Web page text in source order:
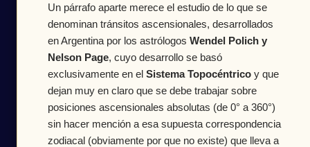
Un párrafo aparte merece el estudio de lo que se
denominan tránsitos ascensionales, desarrollados
en Argentina por los astrólogos Wendel Polich y
Nelson Page, cuyo desarrollo se basó
exclusivamente en el Sistema Topocéntrico y que
dejan muy en claro que se debe trabajar sobre
posiciones ascensionales absolutas (de 0° a 360°)
sin hacer mención a esa supuesta correspondencia
zodiacal (obviamente por que no existe) que lleva a